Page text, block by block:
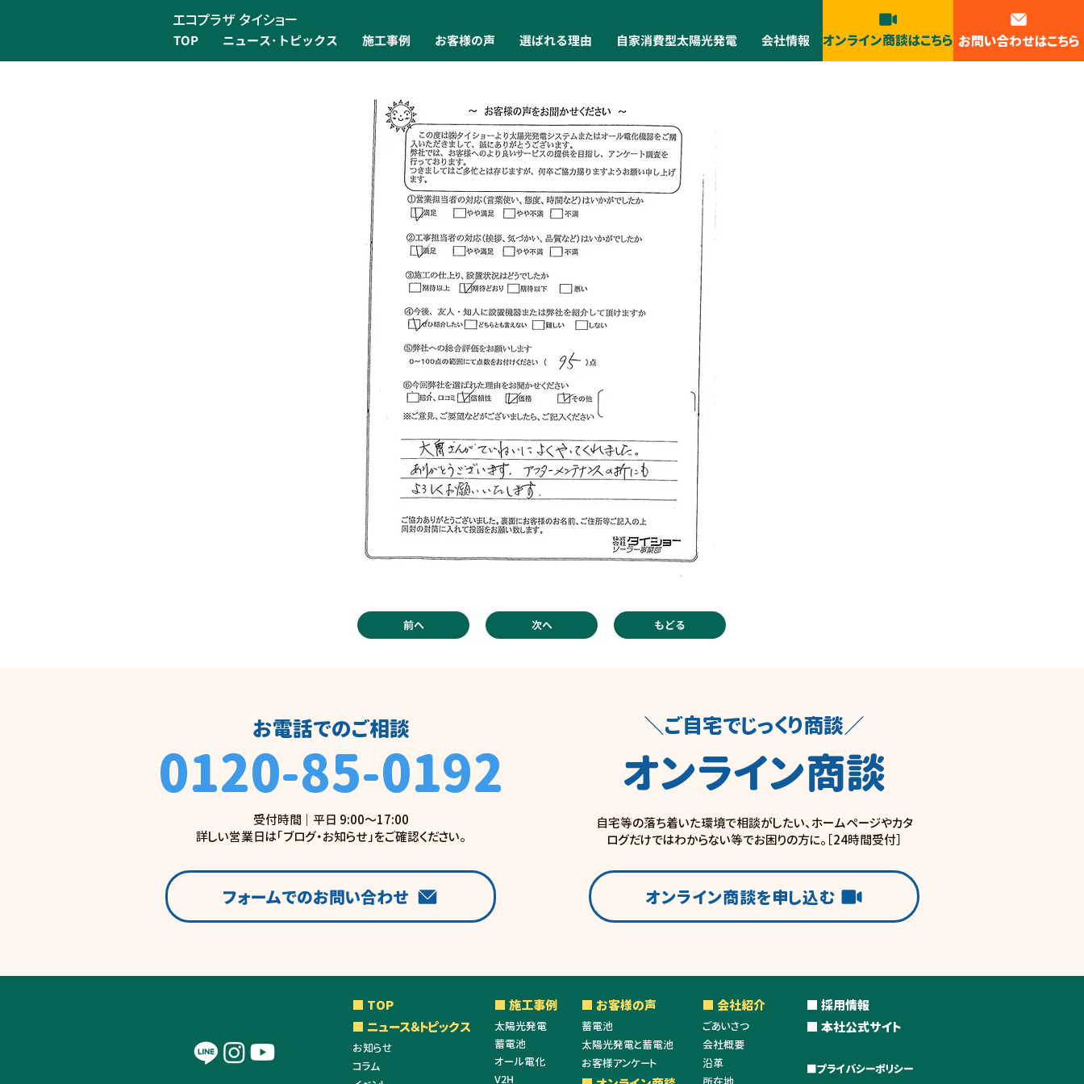
エコプラザ タイショー
TOP ニュース･トピックス 施工事例 お客様の声 選ばれる理由 自家消費型太陽光発電 会社情報 オンライン商談はこちら お問い合わせはこちら
前へ 次へ もどる
お電話でのご相談
0120-85-0192
受付時間 ｜ 平日 9:00〜17:00
詳しい営業日は「ブログ・お知らせ」をご確認ください。
フォームでのお問い合わせ
＼ご自宅でじっくり商談／
オンライン商談
自宅等の落ち着いた環境で相談がしたい、ホームページやカタ
ログだけではわからない等でお困りの方に。［24時間受付］
オンライン商談を申し込む
■ TOP
■ ニュース＆トピックス
お知らせ
コラム
■ 施工事例
太陽光発電
蓄電池
オール電化
V2H
■ お客様の声
蓄電池
太陽光発電と蓄電池
お客様アンケート
■ 会社紹介
ごあいさつ
会社概要
沿革
■ 採用情報
■ 本社公式サイト
​■プライバシーポリシー